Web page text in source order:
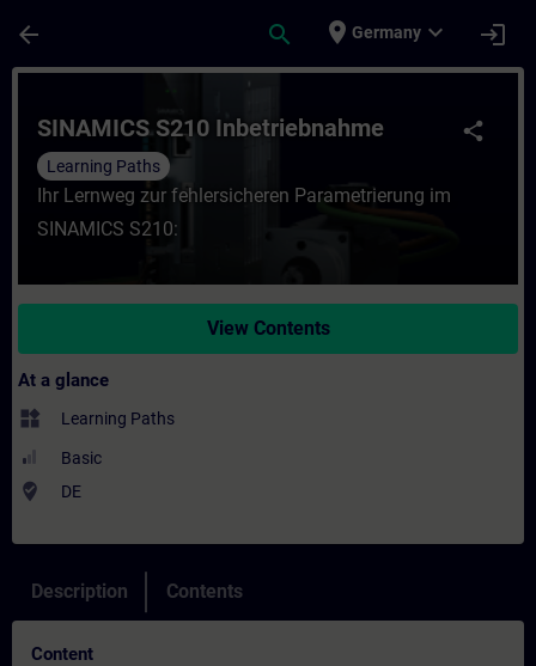
arrow_back search place Germany expand_more login
Course - SINAMICS S210
share
SINAMICS S210 Inbetriebnahme
Learning Paths
Ihr Lernweg zur fehlersicheren Parametrierung im
SINAMICS S210:
View Contents
At a glance
widgets Learning Paths
Basic
where_to_vote DE
Description Contents
Content